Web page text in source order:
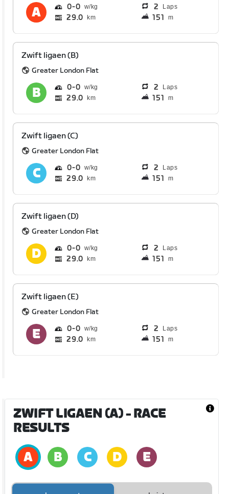
0 0 2 Laps
29.0 km 151 m
Zwift ligaen (B)
Greater London Flat
0 0 2 Laps
29.0 km 151 m
Zwift ligaen (C)
Greater London Flat
0 0 2 Laps
29.0 km 151 m
Zwift ligaen (D)
Greater London Flat
0 0 2 Laps
29.0 km 151 m
Zwift ligaen (E)
Greater London Flat
0 0 2 Laps
29.0 km 151 m
ZWIFT LIGAEN (A)- RACE
RESULTS